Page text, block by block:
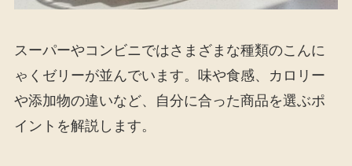
スーパーやコンビニではさまざまな種類のこんに
ゃくゼリーが並んでいます。味や食感、カロリー
や添加物の違いなど、自分に合った商品を選ぶポ
イントを解説します。